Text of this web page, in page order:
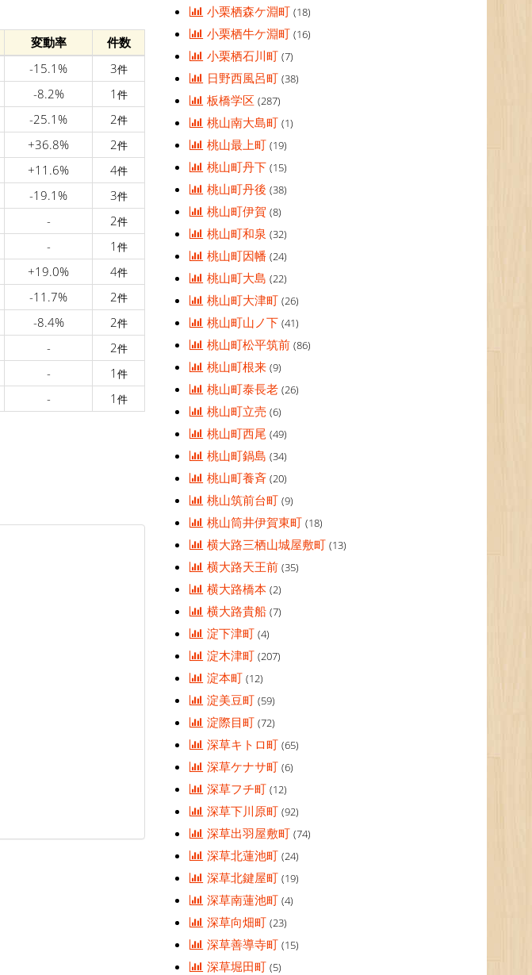
変動率
件数
-15.1% 3件
-8.2% 1 件
-25.1% 2件
+36.8% 2件
+11.6% 4件
-19.1% 3件
- 2件
- 1 件
+19.0% 4件
-11.7% 2件
-8.4% 2件
- 2件
- 1 件
- 1 件
小栗栖森ケ淵町(18)
小栗栖牛ケ淵町(16)
小栗栖石川町(7)
日野西風呂町(38)
板橋学区(287)
桃山南大島町(1)
桃山最上町(19)
桃山町丹下(15)
桃山町丹後(38)
桃山町伊賀(8)
桃山町和泉(32)
桃山町因幡(24)
桃山町大島(22)
桃山町大津町(26)
桃山町山ノ下(41)
桃山町松平筑前(86)
桃山町根来(9)
桃山町泰長老(26)
桃山町立売(6)
桃山町西尾(49)
桃山町鍋島(34)
桃山町養斉(20)
桃山筑前台町(9)
桃山筒井伊賀東町(18)
横大路三栖山城屋敷町(13)
横大路天王前(35)
横大路橋本(2)
横大路貴船(7)
淀下津町(4)
淀木津町(207)
淀本町(12)
淀美豆町(59)
淀際目町(72)
深草キトロ町(65)
深草ケナサ町(6)
深草フチ町(12)
深草下川原町(92)
深草出羽屋敷町(74)
深草北蓮池町(24)
深草北鍵屋町(19)
深草南蓮池町(4)
深草向畑町(23)
深草善導寺町(15)
深草堀田町(5)